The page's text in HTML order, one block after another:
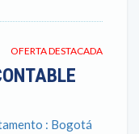
OFERTA DESTACADA
: Bogotá